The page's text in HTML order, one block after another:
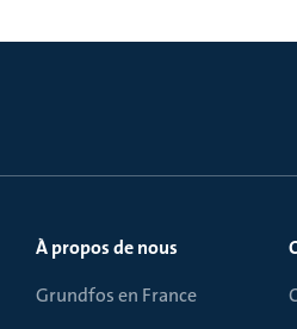
À propos de nous
Grundfos en France